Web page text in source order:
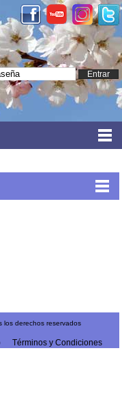
Entrar
los derechos reservados
Términos y Condiciones